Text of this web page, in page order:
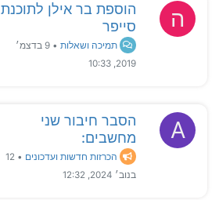
ה
הוספת בר אילן לתוכנת
סייפר
תמיכה ושאלות •
9 בדצמ׳
2019, 10:33
A
הסבר חיבור שני
מחשבים:
הכרזות חדשות ועדכונים •
12
בנוב׳ 2024, 12:32